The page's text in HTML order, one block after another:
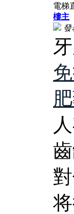
電梯
樓主
發